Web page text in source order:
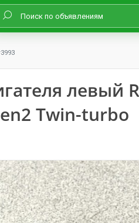
левый
Twin-turbo